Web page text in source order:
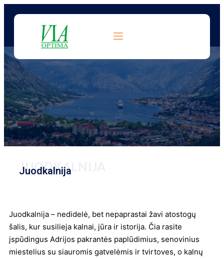
Juodkalnija
JUODKALNIJA
Juodkalnija – nedidelė, bet nepaprastai žavi atostogų
šalis, kur susilieja kalnai, jūra ir istorija. Čia rasite
įspūdingus Adrijos pakrantės paplūdimius, senovinius
miestelius su siauromis gatvelėmis ir tvirtoves, o kalnų